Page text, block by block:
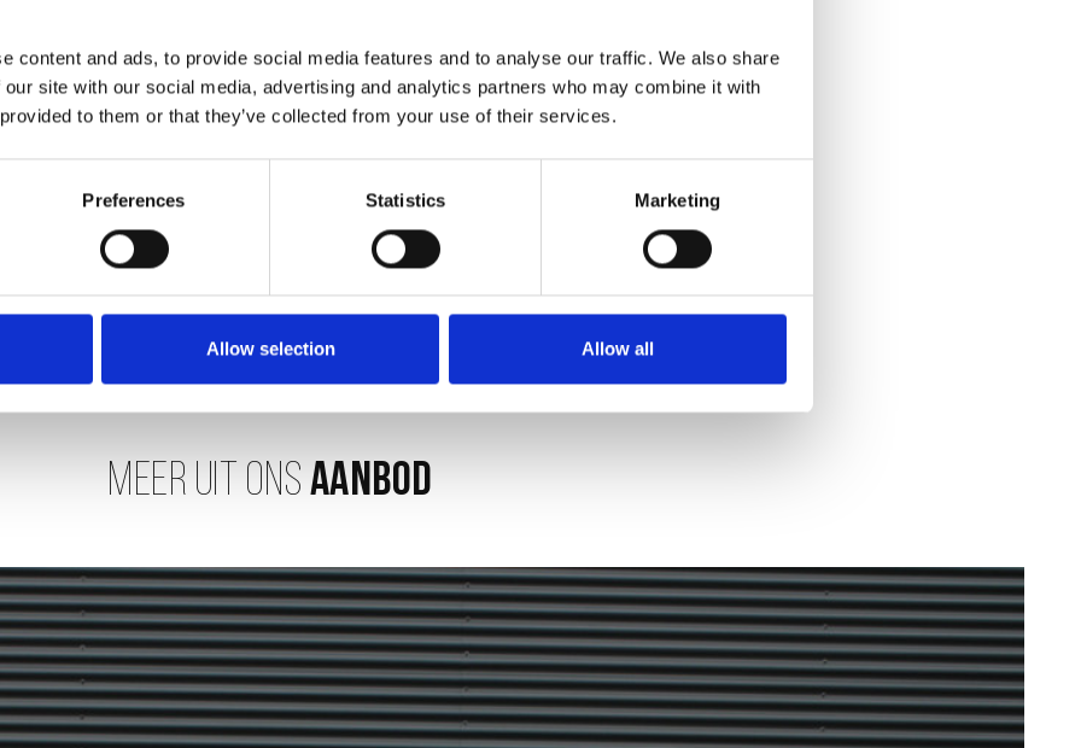
content and ads, to provide social media features and to analyse our traffic. We also share
site with our social media, advertising and analytics partners who may combine it with
to them or that they’ve collected from your use of their services.
Preferences Statistics Marketing
Allow selection Allow all
MEER UIT ONS AANBOD